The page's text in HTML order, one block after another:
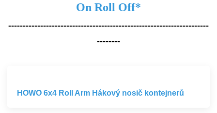
On Roll Off*
---------------------------------------------------------------------
--------
HOWO 6x4 Roll Arm Hákový nosič kontejnerů